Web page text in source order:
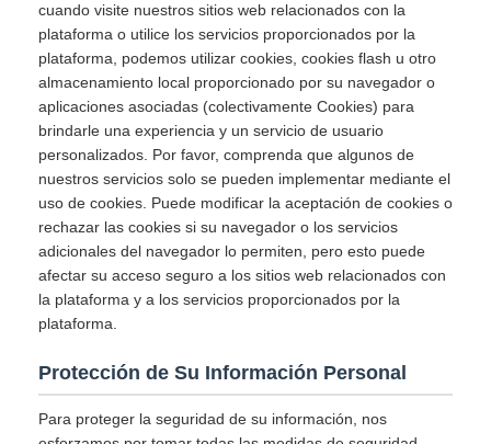
cuando visite nuestros sitios web relacionados con la
plataforma o utilice los servicios proporcionados por la
plataforma, podemos utilizar cookies, cookies flash u otro
almacenamiento local proporcionado por su navegador o
aplicaciones asociadas (colectivamente Cookies) para
brindarle una experiencia y un servicio de usuario
personalizados. Por favor, comprenda que algunos de
nuestros servicios solo se pueden implementar mediante el
uso de cookies. Puede modificar la aceptación de cookies o
rechazar las cookies si su navegador o los servicios
adicionales del navegador lo permiten, pero esto puede
afectar su acceso seguro a los sitios web relacionados con
la plataforma y a los servicios proporcionados por la
plataforma.
Protección de Su Información Personal
Para proteger la seguridad de su información, nos